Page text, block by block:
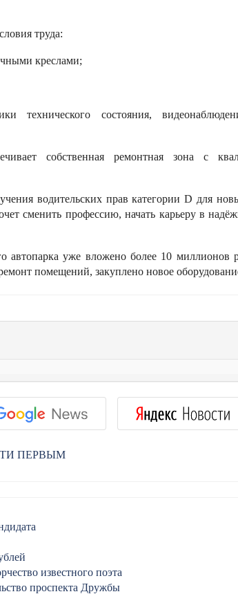
труда:
креслами;
технического состояния,
собственная ремонтная зона с
водительских прав категории D для
сменить профессию, начать карьеру в
автопарка уже вложено более 10 миллионов
помещений, закуплено новое
ПЕРВЫМ
известного поэта
проспекта Дружбы